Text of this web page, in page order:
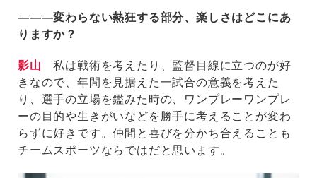
―――変わらない熱狂する部分、楽しさはどこにあ
りますか？
影山私は戦術を考えたり、監督目線に立つのが好
きなので、年間を見据えた一試合の意義を考えた
り、選手の立場を鑑みた時の、ワンプレーワンプレ
ーの目的や生きがいなどを勝手に考えることが変わ
らずに好きです。仲間と喜びを分かち合えることも
チームスポーツならではだと思います。